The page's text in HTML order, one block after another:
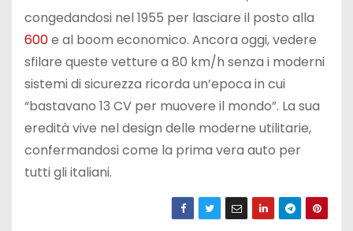
congedandosi nel 1955 per lasciare il posto alla
600e al boom economico. Ancora oggi, vedere
sfilare queste vetture a 80 km/h senza i moderni
sistemi di sicurezza ricorda un’epoca in cui
“bastavano 13 CV per muovere il mondo”. La sua
eredità vive nel design delle moderne utilitarie,
confermandosi come la prima vera auto per
tutti gli italiani.